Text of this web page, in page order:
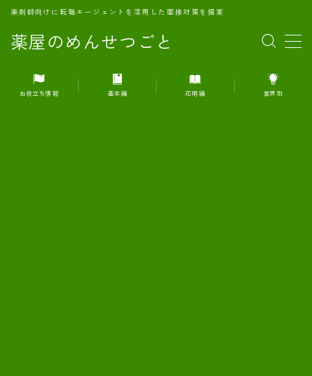
薬屋のめんせつごと
薬剤師向けに転職エージェントを活用した面接対策を提案
MENU
1.転職エージェントとは何か？
お役立ち情報 基本編 応用編 業界別